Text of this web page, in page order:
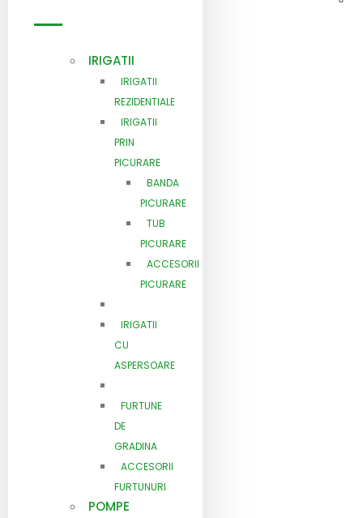
IRIGATII
IRIGATII
REZIDENTIALE
IRIGATII
PRIN
PICURARE
BANDA
PICURARE
TUB
PICURARE
ACCESORII
PICURARE
IRIGATII
CU
ASPERSOARE
FURTUNE
DE
GRADINA
ACCESORII
FURTUNURI
POMPE